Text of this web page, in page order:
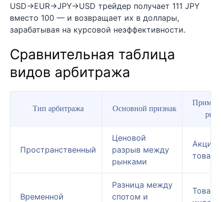
USD→EUR→JPY→USD трейдер получает 111 JPY
вместо 100 — и возвращает их в доллары,
зарабатывая на курсовой неэффективности.
Сравнительная таблица
видов арбитража
Тип арбитража Основной признак
Пространственный
Ценовой
разрыв между
рынками
Акции,
товары
Временной
Разница между
спотом и